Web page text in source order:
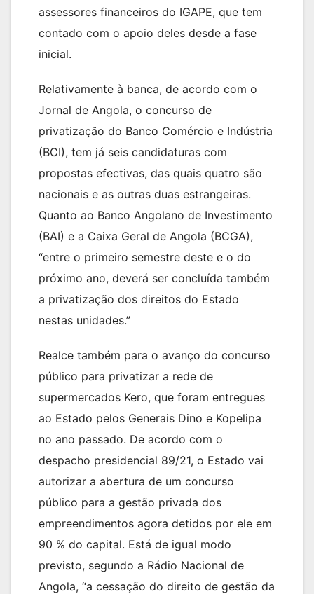
assessores financeiros do IGAPE, que tem
contado com o apoio deles desde a fase
inicial.
Relativamente à banca, de acordo com o
Jornal de Angola, o concurso de
privatização do Banco Comércio e Indústria
(BCI), tem já seis candidaturas com
propostas efectivas, das quais quatro são
nacionais e as outras duas estrangeiras.
Quanto ao Banco Angolano de Investimento
(BAI) e a Caixa Geral de Angola (BCGA),
“entre o primeiro semestre deste e o do
próximo ano, deverá ser concluída também
a privatização dos direitos do Estado
nestas unidades.”
Realce também para o avanço do concurso
público para privatizar a rede de
supermercados Kero, que foram entregues
ao Estado pelos Generais Dino e Kopelipa
no ano passado. De acordo com o
despacho presidencial 89/21, o Estado vai
autorizar a abertura de um concurso
público para a gestão privada dos
empreendimentos agora detidos por ele em
90 % do capital. Está de igual modo
previsto, segundo a Rádio Nacional de
Angola, “a cessação do direito de gestão da